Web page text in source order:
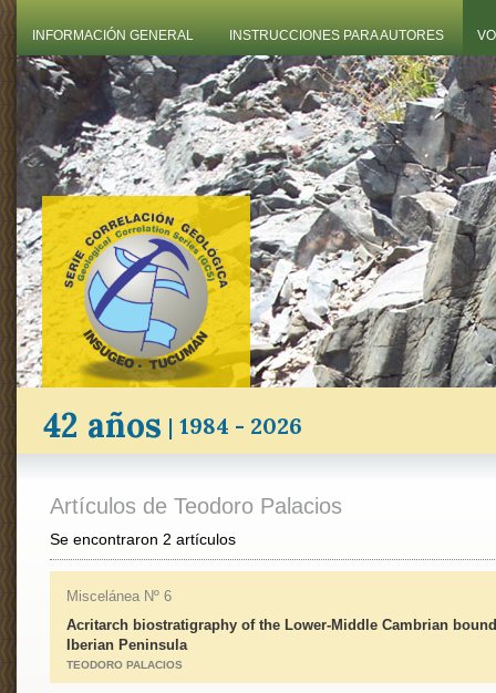
INFORMACIÓN GENERAL INSTRUCCIONES PARA AUTORES
42 años | 1984 - 2026
Artículos de Teodoro Palacios
Se encontraron 2 artículos
Miscelánea Nº 6
Acritarch biostratigraphy of the Lower-Middle Cambrian
Iberian Peninsula
TEODORO PALACIOS